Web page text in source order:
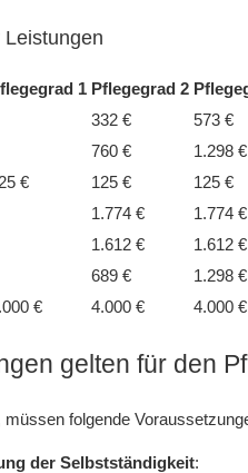
1 Pflegegrad 2
332 €
573 €
760 €
1.298 €
€ 125 €
125 €
1.774 €
1.774 €
1.612 €
1.612 €
689 €
1.298 €
€ 4.000 € 4.000 €
gelten für den
folgende
der Selbstständigkeit: